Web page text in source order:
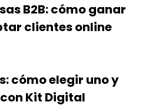
B2B: cómo ganar
clientes online
cómo elegir uno y
Kit Digital